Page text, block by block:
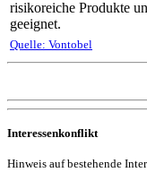
risikoreiche Produkte
geeignet.
Quelle: Vontobel
Interessenkonflikt
Hinweis auf bestehende